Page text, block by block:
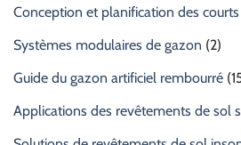
Conception et planification des
Systèmes modulaires de gazon (2)
Guide du gazon artificiel rembourré
Applications des revêtements de sol